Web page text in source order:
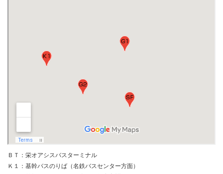
ＢＴ：栄オアシスバスターミナル
Ｋ１：基幹バスのりば（名鉄バスセンター方面）